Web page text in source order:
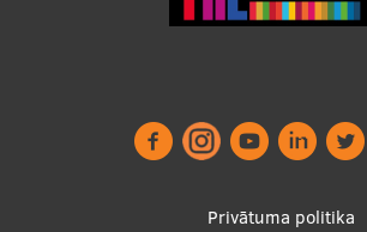
Privātuma politika